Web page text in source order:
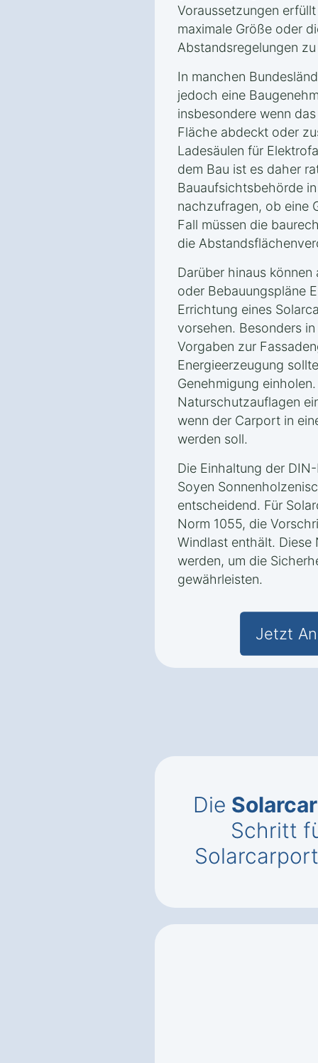
Voraussetzungen
maximale Größe oder
Abstandsregelungen
In manchen
jedoch eine
insbesondere wenn
Fläche abdeckt oder
Ladesäulen für
dem Bau ist es daher
Bauaufsichtsbehörde
nachzufragen, ob eine
Fall müssen die
die
Darüber hinaus
oder Bebauungspläne
Errichtung eines
vorsehen. Besonders
Vorgaben zur
Energieerzeugung
Genehmigung
Naturschutzauflagen
wenn der Carport in
werden soll.
Die Einhaltung der
Soyen
entscheidend. Für
Norm 1055, die
Windlast enthält. Diese
werden, um die
gewährleisten.
Jetzt
Die
Schritt